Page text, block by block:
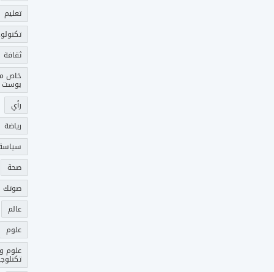
تعليم
ثقافة
خاص
بوست
رأي
رياضة
صحة
عالم
علوم
علوم و